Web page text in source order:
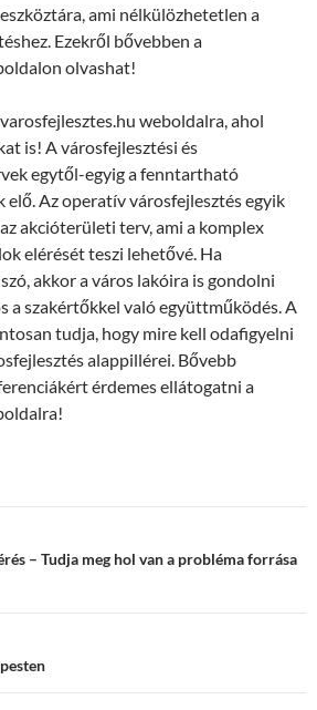
ami nélkülözhetetlen a
Ezekről bővebben a
olvashat!
weboldalra, ahol
is! A városfejlesztési és
egytől-egyig a fenntartható
Az operatív városfejlesztés egyik
akcióterületi terv, ami a komplex
elérését teszi lehetővé. Ha
akkor a város lakóira is gondolni
a szakértőkkel való együttműködés. A
tudja, hogy mire kell odafigyelni
alappillérei. Bővebb
érdemes ellátogatni a
– Tudja meg hol van a probléma forrása